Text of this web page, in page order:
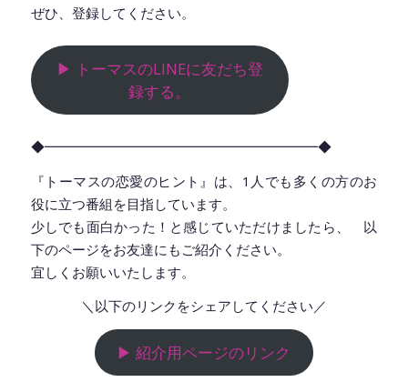
ぜひ、登録してください。
▶︎ トーマスのLINEに友だち登
録する。
◆━━━━━━━━━━━━━━━━━━━━◆
『トーマスの恋愛のヒント』は、1人でも多くの方のお
役に立つ番組を目指しています。
少しでも面白かった！と感じていただけましたら、 以
下のページをお友達にもご紹介ください。
宜しくお願いいたします。
＼以下のリンクをシェアしてください／
▶︎ 紹介用ページのリンク